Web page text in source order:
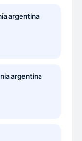
argentina
argentina